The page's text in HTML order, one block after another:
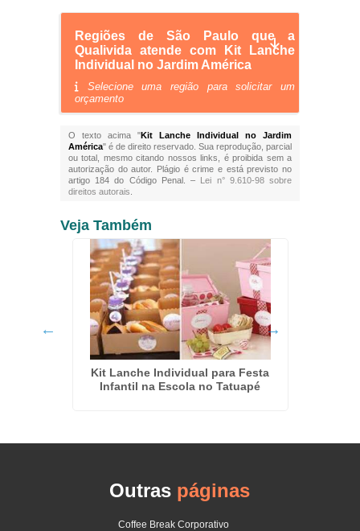
Regiões de São Paulo que a
Qualivida atende com Kit Lanche
Individual no Jardim América
Selecione uma região para solicitar um
orçamento
O texto acima "Kit Lanche Individual no Jardim
América" é de direito reservado. Sua reprodução, parcial
ou total, mesmo citando nossos links, é proibida sem a
autorização do autor. Plágio é crime e está previsto no
artigo 184 do Código Penal. – Lei n° 9.610-98 sobre
direitos autorais
Veja Também
Kit Lanche Individual para Festa
Infantil na Escola no Tatuapé
Outras páginas
Coffee Break Corporativo